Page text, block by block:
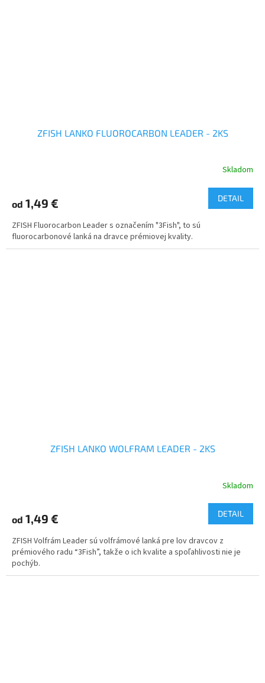
ZFISH LANKO FLUOROCARBON LEADER - 2KS
Skladom
od 1,49 € DETAIL
ZFISH Fluorocarbon Leader s označením "3Fish", to sú
fluorocarbonové lanká na dravce prémiovej kvality.
ZFISH LANKO WOLFRAM LEADER - 2KS
Skladom
od 1,49 € DETAIL
ZFISH Volfrám Leader sú volfrámové lanká pre lov dravcov z
prémiového radu “3Fish”, takže o ich kvalite a spoľahlivosti nie je
pochýb.